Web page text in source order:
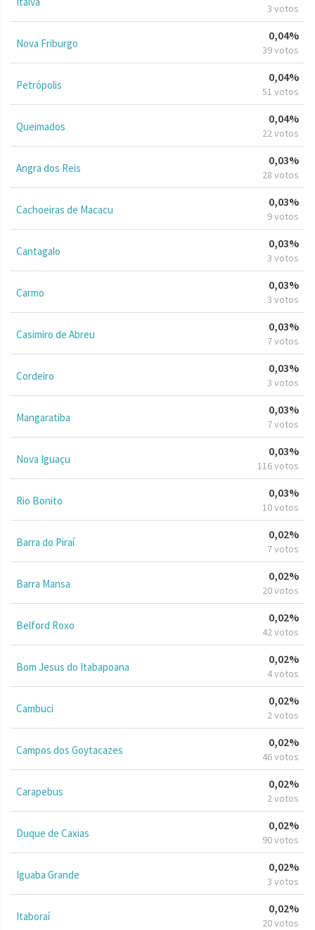
3 votos
Nova Friburgo
0,04%
39 votos
Petrópolis
0,04%
51 votos
Queimados
0,04%
22 votos
Angra dos Reis
0,03%
28 votos
Cachoeiras de Macacu
0,03%
9 votos
Cantagalo
0,03%
3 votos
Carmo
0,03%
3 votos
Casimiro de Abreu
0,03%
7 votos
Cordeiro
0,03%
3 votos
Mangaratiba
0,03%
7 votos
Nova Iguaçu
0,03%
116 votos
Rio Bonito
0,03%
10 votos
Barra do Piraí
0,02%
7 votos
Barra Mansa
0,02%
20 votos
Belford Roxo
0,02%
42 votos
Bom Jesus do Itabapoana
0,02%
4 votos
Cambuci
0,02%
2 votos
Campos dos Goytacazes
0,02%
46 votos
Carapebus
0,02%
2 votos
Duque de Caxias
0,02%
90 votos
Iguaba Grande
0,02%
3 votos
Itaboraí
0,02%
20 votos